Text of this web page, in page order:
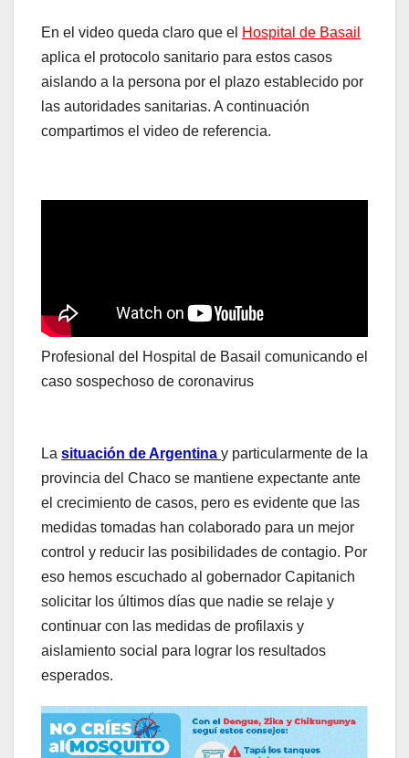
En el video queda claro que el Hospital de Basail
aplica el protocolo sanitario para estos casos
aislando a la persona por el plazo establecido por
las autoridades sanitarias. A continuación
compartimos el video de referencia.
Profesional del Hospital de Basail comunicando el
caso sospechoso de coronavirus
La situación de Argentina y particularmente de la
provincia del Chaco se mantiene expectante ante
el crecimiento de casos, pero es evidente que las
medidas tomadas han colaborado para un mejor
control y reducir las posibilidades de contagio. Por
eso hemos escuchado al gobernador Capitanich
solicitar los últimos días que nadie se relaje y
continuar con las medidas de profilaxis y
aislamiento social para lograr los resultados
esperados.